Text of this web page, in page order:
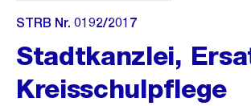
STRB Nr. 0192/2017
Stadtkanzlei,
Kreisschulpflege